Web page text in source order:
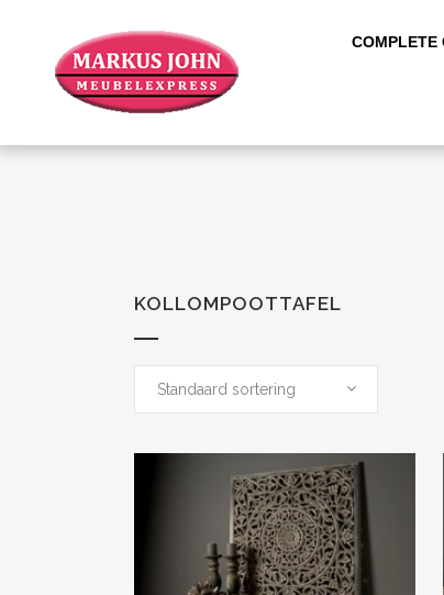
COMPLETE
KOLLOMPOOTTAFEL
Standaard sortering